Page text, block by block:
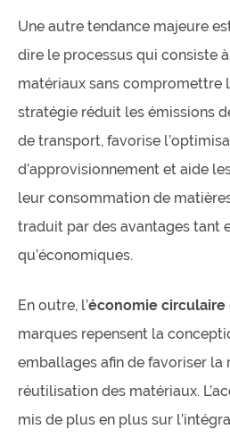
Une autre tendance majeure
dire le processus qui consiste
matériaux sans compromettre
stratégie réduit les émissions
de transport, favorise
d’approvisionnement et aide
leur consommation de
traduit par des avantages tant
qu’économiques.
En outre, l’économie circulaire
marques repensent la
emballages afin de favoriser
réutilisation des matériaux.
mis de plus en plus sur